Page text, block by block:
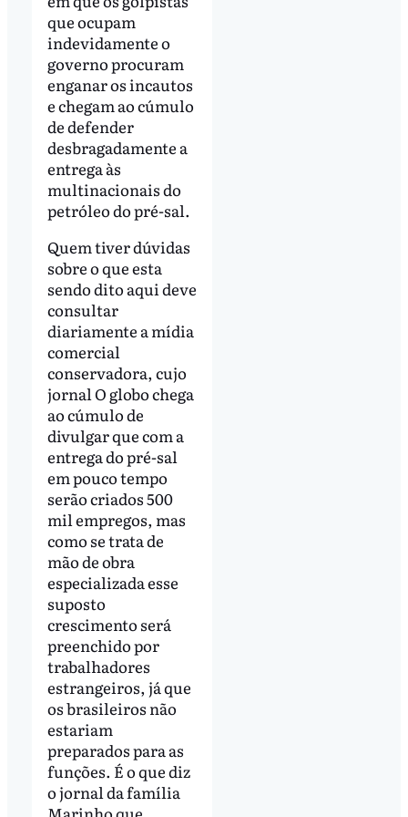
que ocupam
indevidamente o
governo procuram
enganar os incautos
e chegam ao cúmulo
de defender
desbragadamente a
entrega às
multinacionais do
petróleo do pré-sal.
Quem tiver dúvidas
sobre o que esta
sendo dito aqui deve
consultar
diariamente a mídia
comercial
conservadora, cujo
jornal O globo chega
ao cúmulo de
divulgar que com a
entrega do pré-sal
em pouco tempo
serão criados 500
mil empregos, mas
como se trata de
mão de obra
especializada esse
suposto
crescimento será
preenchido por
trabalhadores
estrangeiros, já que
os brasileiros não
estariam
preparados para as
funções. É o que diz
o jornal da família